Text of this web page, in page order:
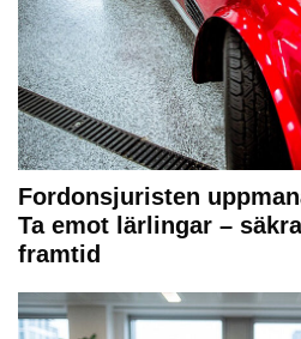
Fordonsjuristen
Ta emot lärlingar –
framtid